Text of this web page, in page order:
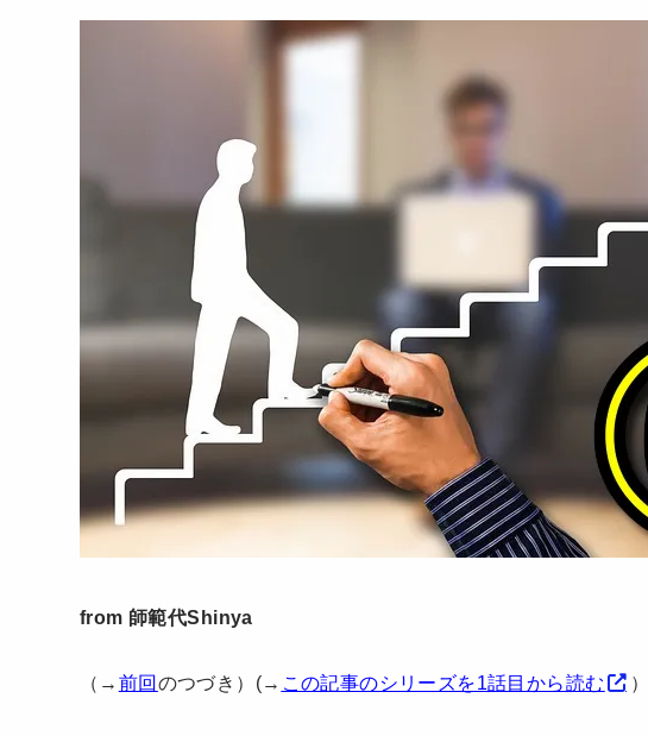
from 師範代Shinya
（→ 前回のつづき）(→ この記事のシリーズを1話目から読む ）